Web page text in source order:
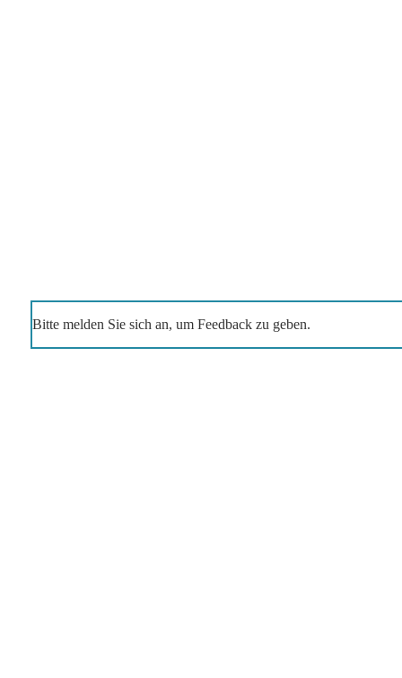
Bitte melden Sie sich an, um Feedback zu geben.